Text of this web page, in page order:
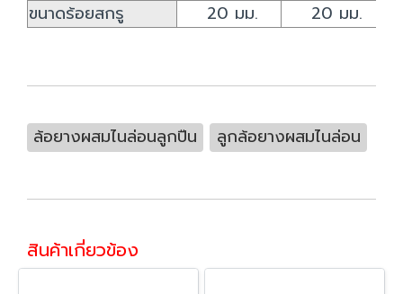
ขนาดร้อยสกรู
20 มม. 20 มม.
ล้อยางผสมไนล่อนลูกปืน ลูกล้อยางผสมไนล่อน
สินค้าเกี่ยวข้อง